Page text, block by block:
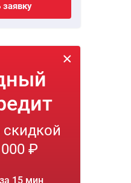
скидкой
₽
15 мин